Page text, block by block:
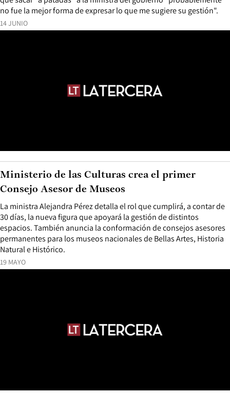
14 JUNIO
no fue la mejor forma de expresar lo que me sugiere su gestión".
19 MAYO
La ministra Alejandra Pérez detalla el rol que cumplirá, a contar de
30 días, la nueva figura que apoyará la gestión de distintos
espacios. También anuncia la conformación de consejos asesores
permanentes para los museos nacionales de Bellas Artes, Historia
Natural e Histórico.
Ministerio de las Culturas crea el primer
Consejo Asesor de Museos